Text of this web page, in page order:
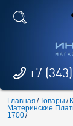
+7
Главная /Товары /
Материнские
1700/